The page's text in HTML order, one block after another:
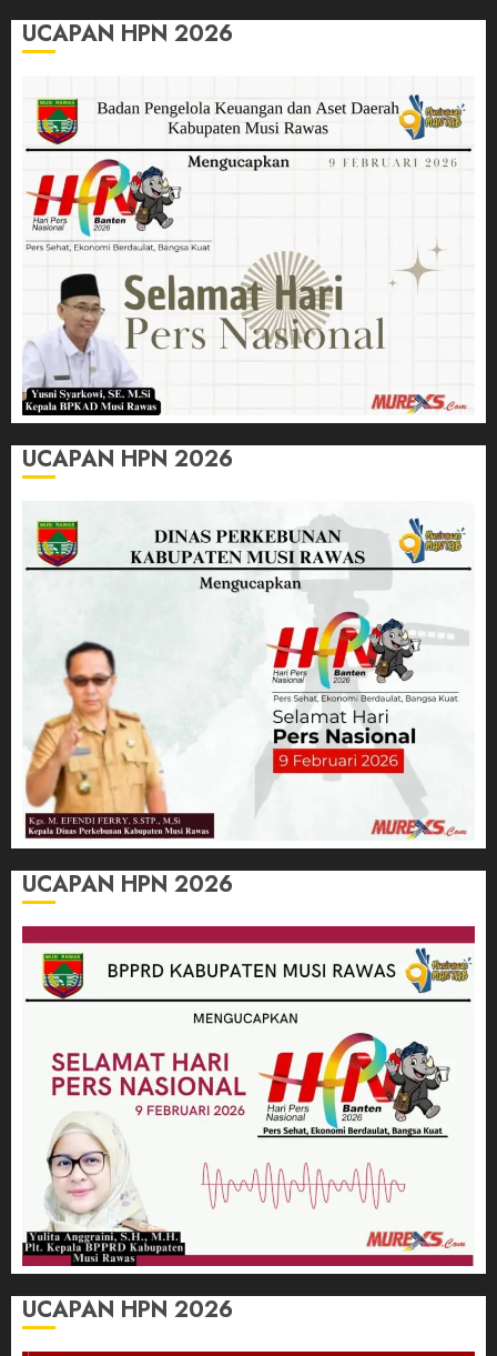
UCAPAN HPN 2026
UCAPAN HPN 2026
UCAPAN HPN 2026
UCAPAN HPN 2026